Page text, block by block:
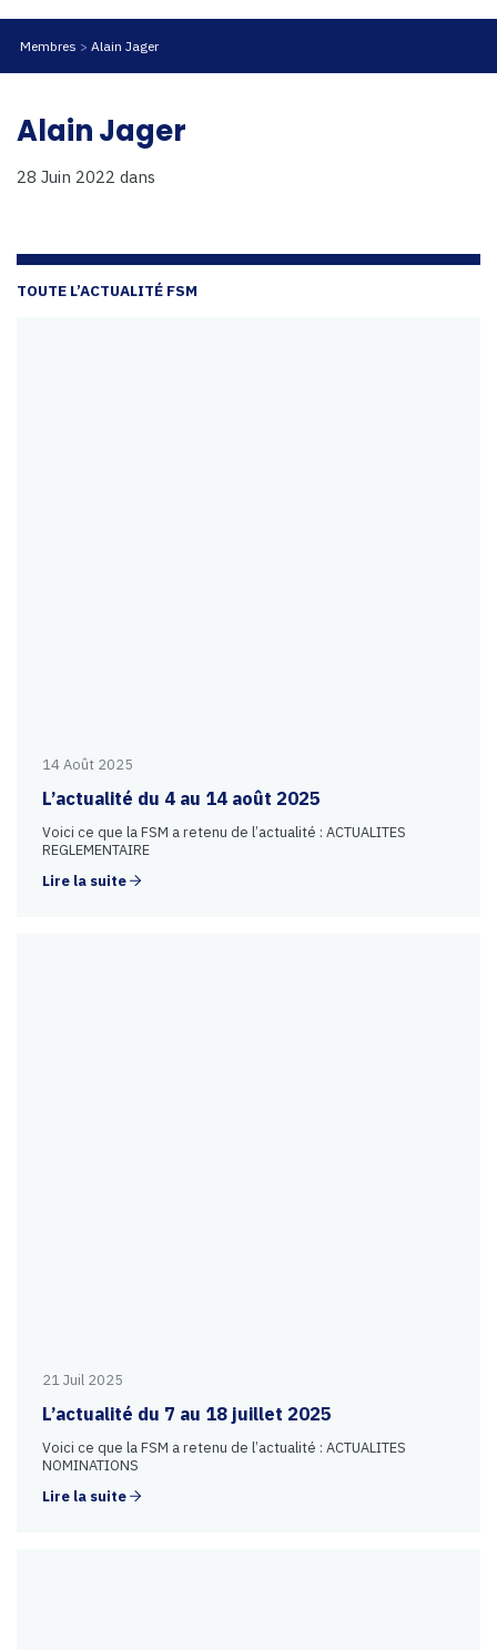
Membres Alain Jager
Alain Jager
28 Juin 2022 dans
TOUTE L’ACTUALITÉ FSM
14 Août 2025
L’actualité du 4 au 14 août 2025
Voici ce que la FSM a retenu de l’actualité : ACTUALITES
REGLEMENTAIRE
Lire la suite
21 Juil 2025
L’actualité du 7 au 18 juillet 2025
Voici ce que la FSM a retenu de l’actualité : ACTUALITES
NOMINATIONS
Lire la suite